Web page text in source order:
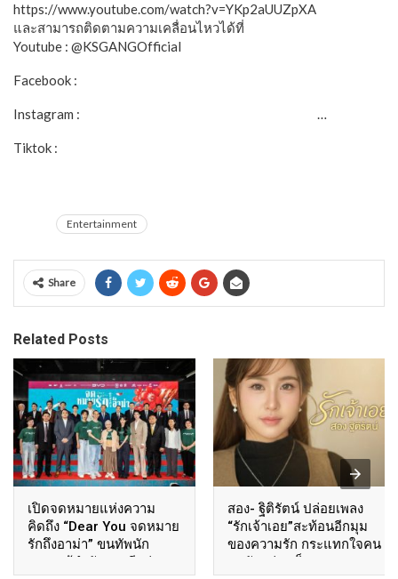
https://www.youtube.com/watch?v=YKp2aUUZpXA
และสามารถติดตามความเคลื่อนไหวได้ที่
Youtube : @KSGANGOfficial
Facebook :
Instagram : …
Tiktok :
Entertainment
Share
Related Posts
เปิดจดหมายแห่งความ
คิดถึง “Dear You จดหมาย
รักถึงอาม่า” ขนทัพนัก
แสดง-ผู้กำกับชาวจีนร่วม
สอง- ฐิติรัตน์ ปล่อยเพลง
“รักเจ้าเอย”สะท้อนอีกมุม
ของความรัก กระแทกใจคน
อกหักอย่างเต็มๆ